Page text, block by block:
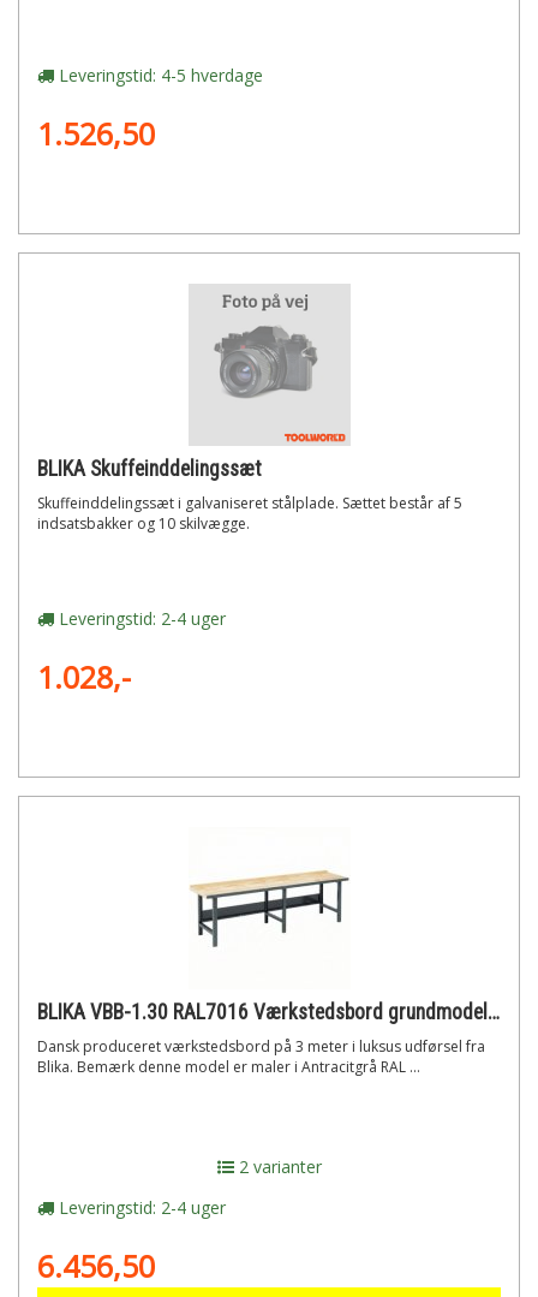
Leveringstid: 4-5 hverdage
1.526,50
BLIKA Skuffeinddelingssæt
Skuffeinddelingssæt i galvaniseret stålplade. Sættet består af 5
indsatsbakker og 10 skilvægge.
Leveringstid: 2-4 uger
1.028,-
BLIKA VBB-1.30 RAL7016 Værkstedsbord grundmodel 3m Antracitgrå RAL7016
Dansk produceret værkstedsbord på 3 meter i luksus udførsel fra
Blika. Bemærk denne model er maler i Antracitgrå RAL ...
2 varianter
Leveringstid: 2-4 uger
6.456,50